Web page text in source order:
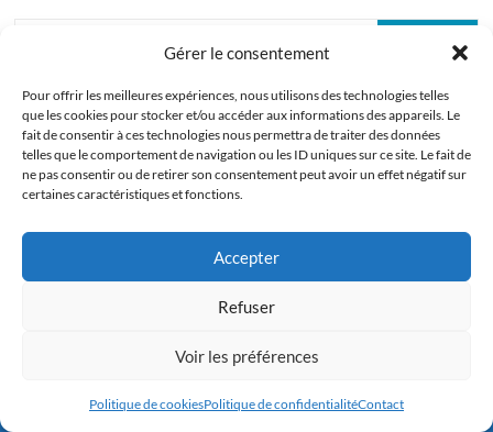
Gérer le consentement
Pour offrir les meilleures expériences, nous utilisons des technologies telles
que les cookies pour stocker et/ou accéder aux informations des appareils. Le
fait de consentir à ces technologies nous permettra de traiter des données
telles que le comportement de navigation ou les ID uniques sur ce site. Le fait de
ne pas consentir ou de retirer son consentement peut avoir un effet négatif sur
certaines caractéristiques et fonctions.
Accepter
Refuser
Voir les préférences
Politique de cookiesPolitique de confidentialitéContact
Copyright © 2026Damaris Groupe. All rights reserved. ThemeSpaciousby
ThemeGrill. Powered by:WordPress.
Appelez Damaris